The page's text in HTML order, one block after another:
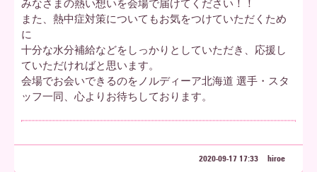
みなさまの熱い想いを会場で届けてください！！
また、熱中症対策についてもお気をつけていただくため
に
十分な水分補給などをしっかりとしていただき、応援し
ていただければと思います。
会場でお会いできるのをノルディーア北海道 選手・スタ
ッフ一同、心よりお待ちしております。
2020-09-17 17:33 hiroe